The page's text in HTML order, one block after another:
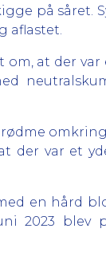
på såret.
aflastet.
om, at der
der var et
en hård
2023 blev